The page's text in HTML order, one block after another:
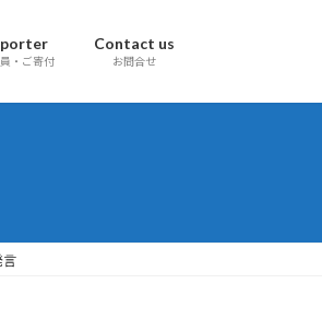
・ご寄付
Contact us
お問合せ
言